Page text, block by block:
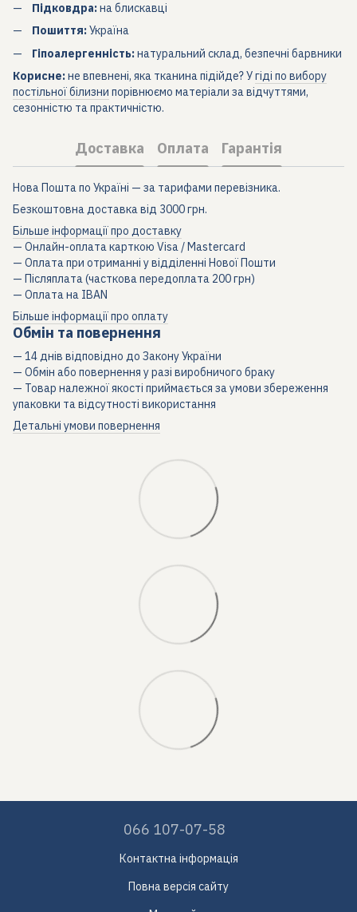
Підковдра:на блискавці
Пошиття:Україна
Гіпоалергенність:натуральний склад, безпечні барвники
Корисне:не впевнені, яка тканина підійде? Угіді по вибору
постільної білизни порівнюємо матеріали за відчуттями,
сезонністю та практичністю.
Доставка Оплата Гарантія
Нова Пошта по Україні — за тарифами перевізника.
Безкоштовна доставка від 3000 грн.
Більше інформації про доставку
— Онлайн-оплата карткою Visa / Mastercard
— Оплата при отриманні у відділенні Нової Пошти
— Післяплата (часткова передоплата 200 грн)
— Оплата на IBAN
Більше інформації про оплату
Обмін та повернення
— 14 днів відповідно до Закону України
— Обмін або повернення у разі виробничого браку
— Товар належної якості приймається за умови збереження
упаковки та відсутності використання
Детальні умови повернення
066 107-07-58
Контактна інформація
Повна версія сайту